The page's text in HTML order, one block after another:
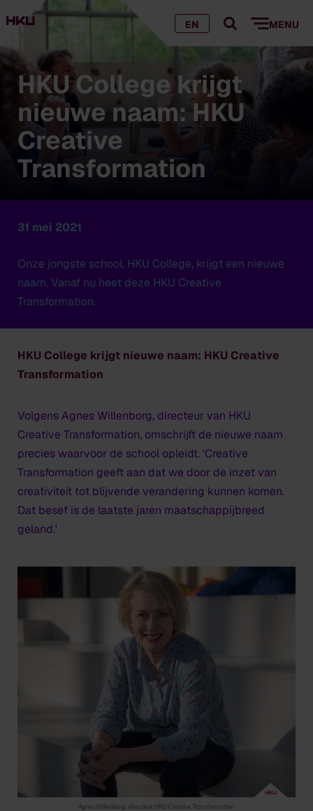
EN MENU
HKU College krijgt
nieuwe naam: HKU
Creative
Transformation
31 mei 2021
Onze jongste school, HKU College, krijgt een nieuwe
naam. Vanaf nu heet deze HKU Creative
Transformation.
HKU College krijgt nieuwe naam: HKU Creative
Transformation
Volgens Agnes Willenborg, directeur van HKU
Creative Transformation, omschrijft de nieuwe naam
precies waarvoor de school opleidt. ‘Creative
Transformation geeft aan dat we door de inzet van
creativiteit tot blijvende verandering kunnen komen.
Dat besef is de laatste jaren maatschappijbreed
geland.'